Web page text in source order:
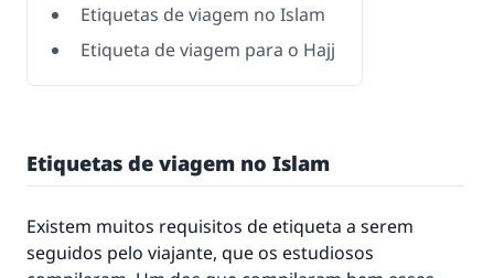
Etiquetas de viagem no Islam
Etiqueta de viagem para o Hajj
Etiquetas de viagem no Islam
Existem muitos requisitos de etiqueta a serem
seguidos pelo viajante, que os estudiosos